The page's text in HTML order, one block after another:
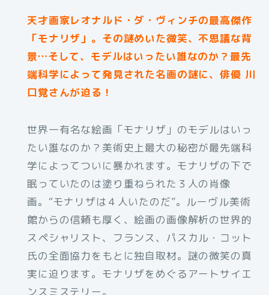
天才画家レオナルド・ダ・ヴィンチの最高傑作
「モナリザ」。その謎めいた微笑、不思議な背
景…そして、モデルはいったい誰なのか？最先
端科学によって発見された名画の謎に、俳優 川
口覚さんが迫る！
世界一有名な絵画「モナリザ」のモデルはいっ
たい誰なのか？美術史上最大の秘密が最先端科
学によってついに暴かれます。モナリザの下で
眠っていたのは塗り重ねられた３人の肖像
画。“モナリザは４人いたのだ”。ルーヴル美術
館からの信頼も厚く、絵画の画像解析の世界的
スペシャリスト、フランス、パスカル・コット
氏の全面協力をもとに独自取材。謎の微笑の真
実に迫ります。モナリザをめぐるアートサイエ
ンスミステリー。